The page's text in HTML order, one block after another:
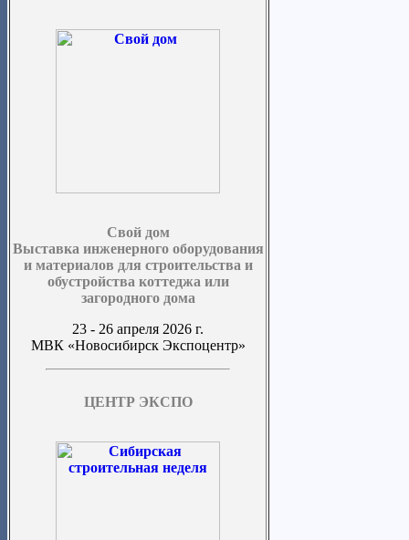
Свой дом
Выставка инженерного оборудования
и материалов для строительства и
обустройства коттеджа или
загородного дома
23 - 26 апреля 2026 г.
МВК «Новосибирск Экспоцентр»
ЦЕНТР ЭКСПО